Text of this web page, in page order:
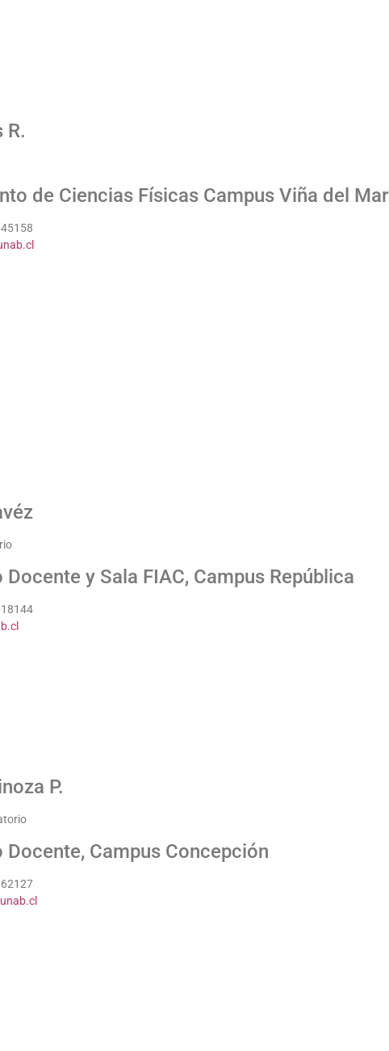
R.
de Ciencias Físicas Campus Viña del Mar
y Sala FIAC, Campus República
P.
Docente, Campus Concepción